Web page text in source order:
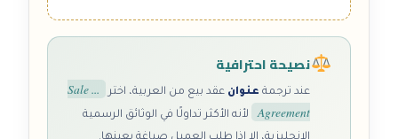
نصيحة احترافية
عند ترجمة عنوان عقد بيع من العربية، اختر
... Sale
Agreement
لأنه الأكثر تداولًا في الوثائق الرسمية